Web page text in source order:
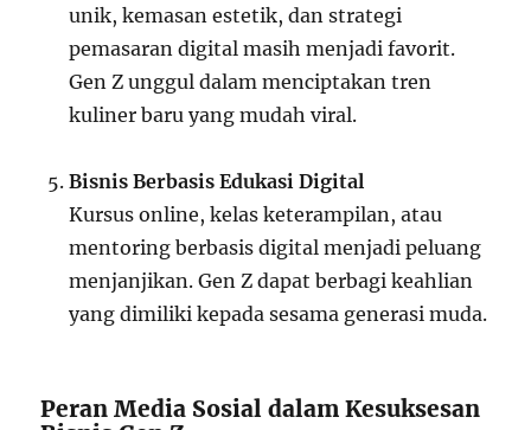
unik, kemasan estetik, dan strategi
pemasaran digital masih menjadi favorit.
Gen Z unggul dalam menciptakan tren
kuliner baru yang mudah viral.
Bisnis Berbasis Edukasi Digital
Kursus online, kelas keterampilan, atau
mentoring berbasis digital menjadi peluang
menjanjikan. Gen Z dapat berbagi keahlian
yang dimiliki kepada sesama generasi muda.
Peran Media Sosial dalam Kesuksesan